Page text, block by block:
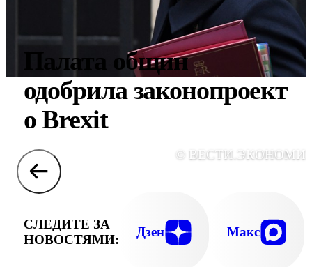
Палата общин
одобрила законопроект
о Brexit
©
СЛЕДИТЕ ЗА
НОВОСТЯМИ:
Дзен Макс